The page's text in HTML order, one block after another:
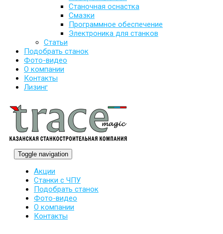
Станочная оснастка
Смазки
Программное обеспечение
Электроника для станков
Статьи
Подобрать станок
Фото-видео
О компании
Контакты
Лизинг
Toggle navigation
Акции
Станки с ЧПУ
Подобрать станок
Фото-видео
О компании
Контакты